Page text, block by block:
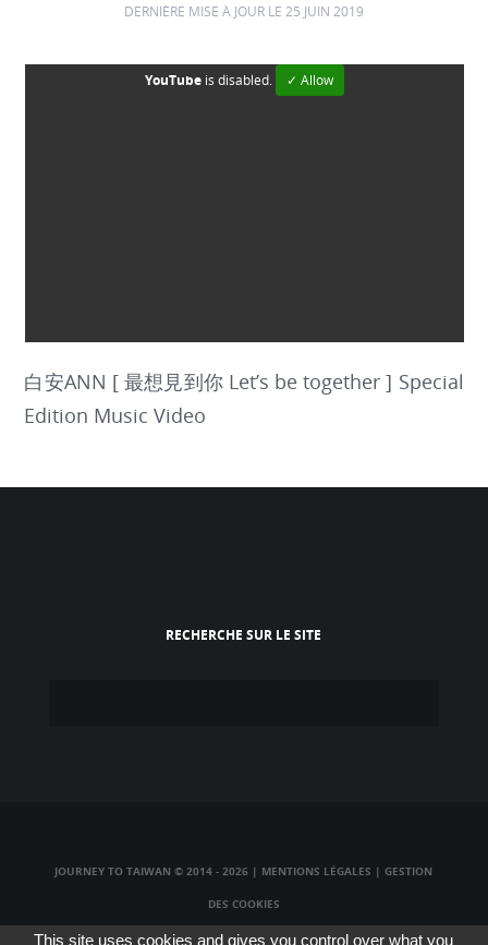
DERNIÈRE MISE À JOUR LE 25 JUIN 2019
YouTubeis disabled. ✓ Allow
白安ANN [ 最想見到你 Let’s be together ] Special
Edition Music Video
RECHERCHE SUR LE SITE
JOURNEY TO TAIWAN © 2014 - 2026 | MENTIONS LÉGALES |GESTION
DES COOKIES
TAIWAN TV LIVE|TAIWAN RADIO LIVE|TAIWAN WEBCAM LIVE
This site uses cookies and gives you control over what you